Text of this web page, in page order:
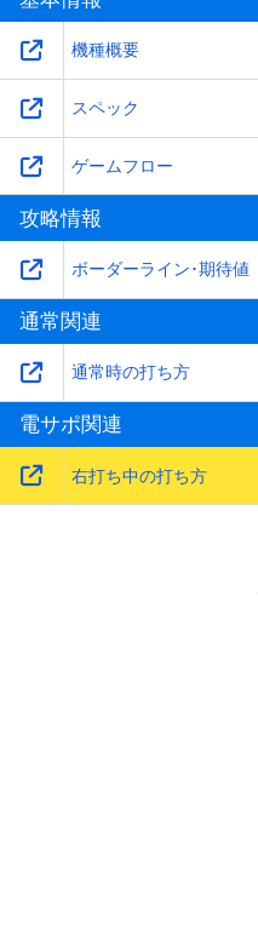
機種概要
スペック
ゲームフロー
攻略情報
ボーダーライン･期待値
通常関連
通常時の打ち方
電サポ関連
右打ち中の打ち方